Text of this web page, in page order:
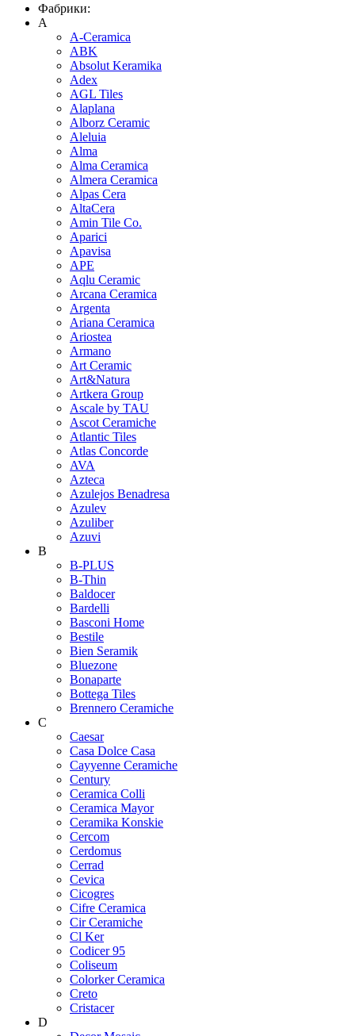
Фабрики:
A
A-Ceramica
ABK
Absolut Keramika
Adex
AGL Tiles
Alaplana
Alborz Ceramic
Aleluia
Alma
Alma Ceramica
Almera Ceramica
Alpas Cera
AltaCera
Amin Tile Co.
Aparici
Apavisa
APE
Aqlu Ceramic
Arcana Ceramica
Argenta
Ariana Ceramica
Ariostea
Armano
Art Ceramic
Art&Natura
Artkera Group
Ascale by TAU
Ascot Ceramiche
Atlantic Tiles
Atlas Concorde
AVA
Azteca
Azulejos Benadresa
Azulev
Azuliber
Azuvi
B
B-PLUS
B-Thin
Baldocer
Bardelli
Basconi Home
Bestile
Bien Seramik
Bluezone
Bonaparte
Bottega Tiles
Brennero Ceramiche
C
Caesar
Casa Dolce Casa
Cayyenne Ceramiche
Century
Ceramica Colli
Ceramica Mayor
Ceramika Konskie
Cercom
Cerdomus
Cerrad
Cevica
Cicogres
Cifre Ceramica
Cir Ceramiche
Cl Ker
Codicer 95
Coliseum
Colorker Ceramica
Creto
Cristacer
D